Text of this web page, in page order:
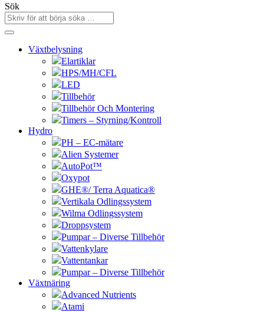
Sök
Växtbelysning
Elartiklar
HPS/MH/CFL
LED
Tillbehör
Tillbehör Och Montering
Timers – Styrning/Kontroll
Hydro
PH – EC-mätare
Alien Systemer
AutoPot™
Oxypot
GHE®/ Terra Aquatica®
Vertikala Odlingssystem
Wilma Odlingssystem
Droppsystem
Pumpar – Diverse Tillbehör
Vattenkylare
Vattentankar
Pumpar – Diverse Tillbehör
Växtnäring
Advanced Nutrients
Atami